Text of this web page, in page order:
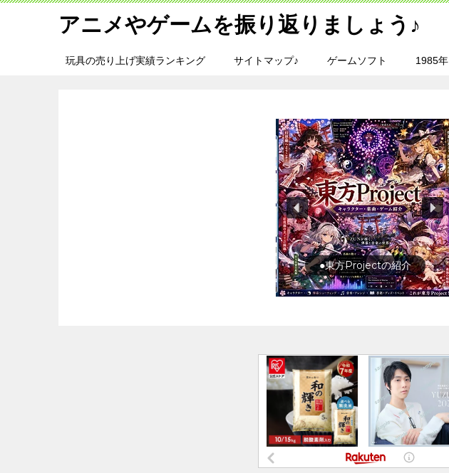
アニメやゲームを振り返りましょう♪
玩具の売り上げ実績ランキング サイトマップ♪ ゲームソフト 1985年
旅行の前に旅行先をチェック